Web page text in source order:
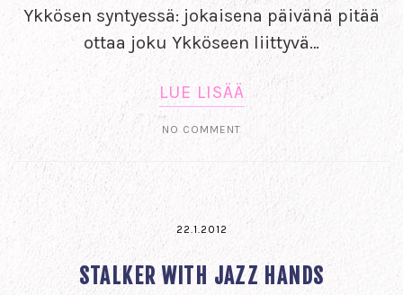
Ykkösen syntyessä: jokaisena päivänä pitää
ottaa joku Ykköseen liittyvä…
LUE LISÄÄ
NO COMMENT
22.1.2012
STALKER WITH JAZZ HANDS